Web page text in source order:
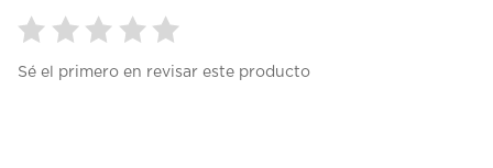
paraparaparaparapara
Sé el primero en revisar este producto